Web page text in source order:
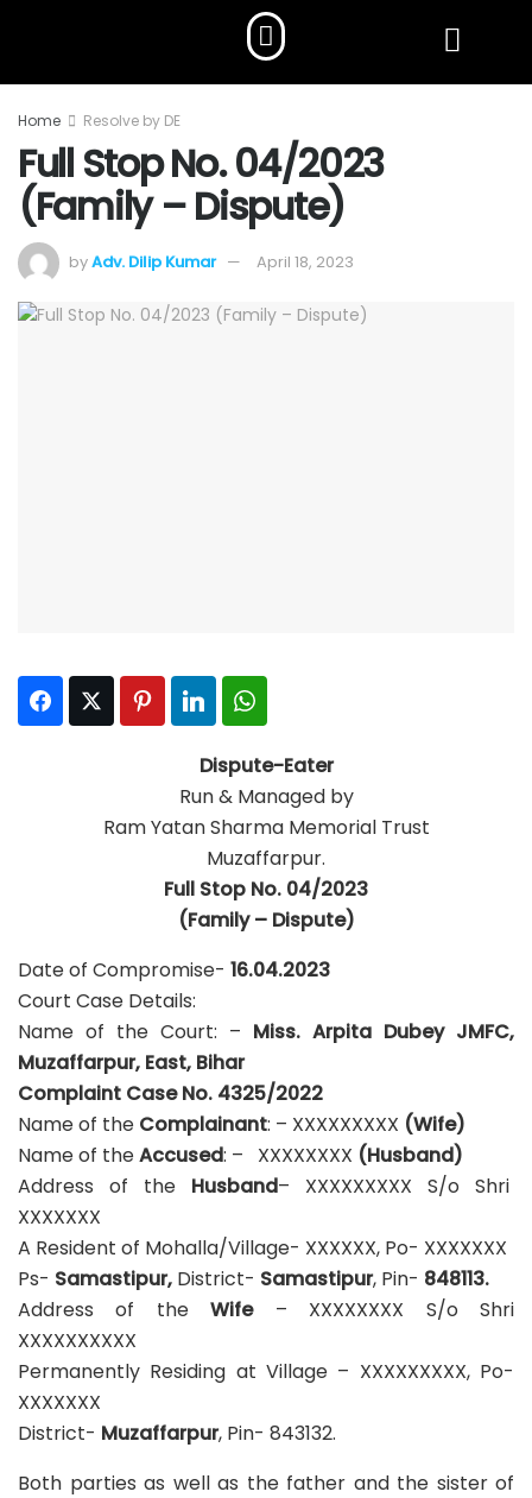
Home Resolve by DE
Full Stop No. 04/2023
(Family – Dispute)
byAdv. Dilip Kumar April 18, 2023
FacebookTwitter PinterestLinkedIn
Dispute-Eater
Run & Managed by
Ram Yatan Sharma Memorial Trust
Muzaffarpur.
Full Stop No. 04/2023
(Family – Dispute)
Date of Compromise- 16.04.2023
Court Case Details:
Name of the Court: – Miss. Arpita Dubey JMFC,
Muzaffarpur, East, Bihar
Complaint Case No. 4325/2022
Name of the Complainant: – XXXXXXXXX (Wife)
Name of theAccused: – XXXXXXXX (Husband)
Address of the Husband– XXXXXXXXX S/o Shri
XXXXXXX
A Resident of Mohalla/Village- XXXXXX, Po- XXXXXXX
Ps- Samastipur, District- Samastipur, Pin- 848113.
Address of theWife– XXXXXXXX S/o Shri
XXXXXXXXXX
Permanently Residing at Village – XXXXXXXXX, Po-
XXXXXXX
District- Muzaffarpur, Pin- 843132.
Both parties as well as the father and the sister of